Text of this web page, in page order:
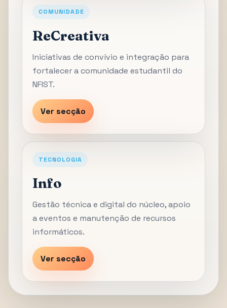
COMUNIDADE
ReCreativa
Iniciativas de convívio e integração para
fortalecer a comunidade estudantil do
NFIST.
Ver secção
TECNOLOGIA
Info
Gestão técnica e digital do núcleo, apoio
a eventos e manutenção de recursos
informáticos.
Ver secção